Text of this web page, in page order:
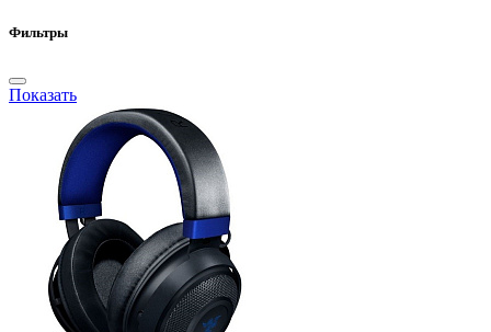
Фильтры
Показать